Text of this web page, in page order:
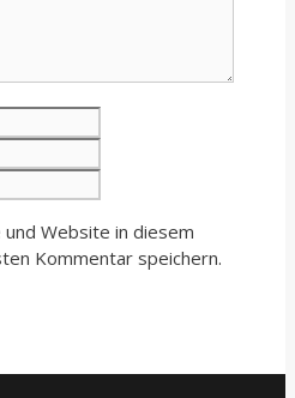
Mail-
Adresse
Website in diesem
Kommentar speichern.